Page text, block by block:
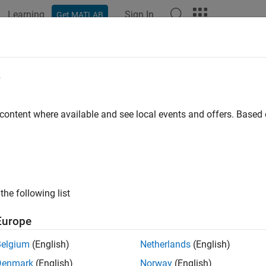
Learning Get MATLAB Sign In
where available and see local events and offers.
following list
(English)
(English)
Netherlands (English)
Norway (English)